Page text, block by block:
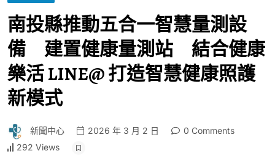
南投縣推動五合一智慧量測設
備 建置健康量測站 結合健康
樂活 LINE@ 打造智慧健康照護
新模式
新聞中心 2026 年 3 月 2 日
0 Comments
292 Views